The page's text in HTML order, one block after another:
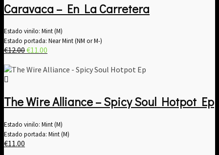
Caravaca – En La Carretera
Estado vinilo: Mint (M)
Estado portada: Near Mint (NM or M-)
€12.00El
original
€11.00
actual
The Wire Alliance – Spicy Soul Hotpot Ep
Estado vinilo: Mint (M)
Estado portada: Mint (M)
€11.00